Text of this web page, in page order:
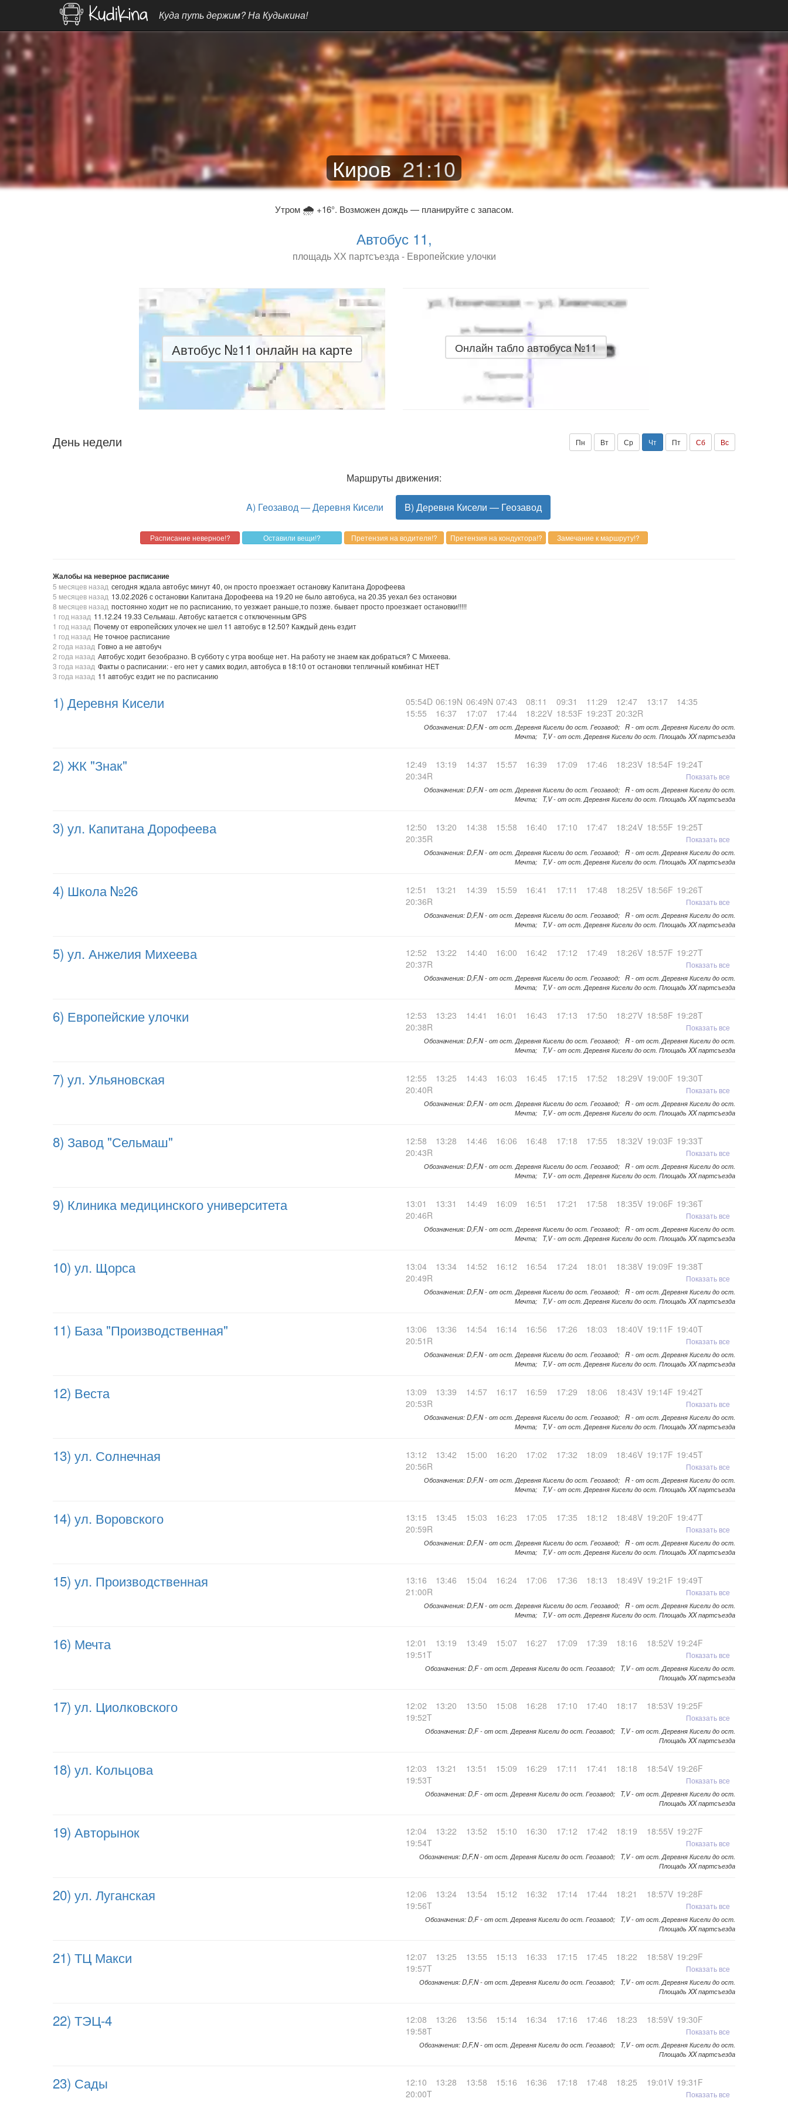
Куда путь держим? На Кудыкина!
Киров 21:10
Утром 🌧 +16°. Возможен дождь — планируйте с запасом.
Автобус 11,
площадь ХХ партсъезда - Европейские улочки
Автобус №11 онлайн на карте Онлайн табло автобуса №11
День недели Пн Вт Ср Чт Пт Сб Вс
Маршруты движения:
A) Геозавод — Деревня Кисели B) Деревня Кисели — Геозавод
Жалобы на неверное расписание
5 месяцев назад сегодня ждала автобус минут 40, он просто проезжает остановку Капитана Дорофеева
5 месяцев назад 13.02.2026 с остановки Капитана Дорофеева на 19.20 не было автобуса, на 20.35 уехал без остановки
8 месяцев назад постоянно ходит не по расписанию, то уезжает раньше,то позже. бывает просто проезжает остановки!!!!!
1 год назад 11.12.24 19.33 Сельмаш. Автобус катается с отключенным GPS
1 год назад Почему от европейских улочек не шел 11 автобус в 12.50? Каждый день ездит
1 год назад Не точное расписание
2 года назад Говно а не автобуч
2 года назад Автобус ходит безобразно. В субботу с утра вообще нет. На работу не знаем как добраться? С Михеева.
3 года назад Факты о расписании: - его нет у самих водил, автобуса в 18:10 от остановки тепличный комбинат НЕТ
3 года назад 11 автобус ездит не по расписанию
1) Деревня Кисели 05:54D 06:19N 06:49N 07:43 08:11 09:31 11:29 12:47 13:17
14:35
15:55
16:37 17:07 17:44 18:22V 18:53F 19:23T 20:32R
Обозначения: D,F,N - от ост. Деревня Кисели до ост. Геозавод; R - от ост. Деревня Кисели до ост.
Мечта; T,V - от ост. Деревня Кисели до ост. Площадь XX партсъезда
2) ЖК "Знак" 12:49 13:19 14:37 15:57 16:39 17:09 17:46 18:23V 18:54F 19:24T
20:34R
Показать все
Обозначения: D,F,N - от ост. Деревня Кисели до ост. Геозавод; R - от ост. Деревня Кисели до ост.
Мечта; T,V - от ост. Деревня Кисели до ост. Площадь XX партсъезда
3) ул. Капитана Дорофеева 12:50 13:20 14:38 15:58 16:40 17:10 17:47 18:24V 18:55F 19:25T
20:35R
Показать все
Обозначения: D,F,N - от ост. Деревня Кисели до ост. Геозавод; R - от ост. Деревня Кисели до ост.
Мечта; T,V - от ост. Деревня Кисели до ост. Площадь XX партсъезда
4) Школа №26 12:51 13:21 14:39 15:59 16:41 17:11 17:48 18:25V 18:56F 19:26T
20:36R
Показать все
Обозначения: D,F,N - от ост. Деревня Кисели до ост. Геозавод; R - от ост. Деревня Кисели до ост.
Мечта; T,V - от ост. Деревня Кисели до ост. Площадь XX партсъезда
5) ул. Анжелия Михеева 12:52 13:22 14:40 16:00 16:42 17:12 17:49 18:26V 18:57F 19:27T
20:37R
Показать все
Обозначения: D,F,N - от ост. Деревня Кисели до ост. Геозавод; R - от ост. Деревня Кисели до ост.
Мечта; T,V - от ост. Деревня Кисели до ост. Площадь XX партсъезда
6) Европейские улочки 12:53 13:23 14:41 16:01 16:43 17:13 17:50 18:27V 18:58F 19:28T
20:38R
Показать все
Обозначения: D,F,N - от ост. Деревня Кисели до ост. Геозавод; R - от ост. Деревня Кисели до ост.
Мечта; T,V - от ост. Деревня Кисели до ост. Площадь XX партсъезда
7) ул. Ульяновская 12:55 13:25 14:43 16:03 16:45 17:15 17:52 18:29V 19:00F 19:30T
20:40R
Показать все
Обозначения: D,F,N - от ост. Деревня Кисели до ост. Геозавод; R - от ост. Деревня Кисели до ост.
Мечта; T,V - от ост. Деревня Кисели до ост. Площадь XX партсъезда
8) Завод "Сельмаш" 12:58 13:28 14:46 16:06 16:48 17:18 17:55 18:32V 19:03F 19:33T
20:43R
Показать все
Обозначения: D,F,N - от ост. Деревня Кисели до ост. Геозавод; R - от ост. Деревня Кисели до ост.
Мечта; T,V - от ост. Деревня Кисели до ост. Площадь XX партсъезда
9) Клиника медицинского университета 13:01 13:31 14:49 16:09 16:51 17:21 17:58 18:35V 19:06F 19:36T
20:46R
Показать все
Обозначения: D,F,N - от ост. Деревня Кисели до ост. Геозавод; R - от ост. Деревня Кисели до ост.
Мечта; T,V - от ост. Деревня Кисели до ост. Площадь XX партсъезда
10) ул. Щорса 13:04 13:34 14:52 16:12 16:54 17:24 18:01 18:38V 19:09F 19:38T
20:49R
Показать все
Обозначения: D,F,N - от ост. Деревня Кисели до ост. Геозавод; R - от ост. Деревня Кисели до ост.
Мечта; T,V - от ост. Деревня Кисели до ост. Площадь XX партсъезда
11) База "Производственная" 13:06 13:36 14:54 16:14 16:56 17:26 18:03 18:40V 19:11F 19:40T
20:51R
Показать все
Обозначения: D,F,N - от ост. Деревня Кисели до ост. Геозавод; R - от ост. Деревня Кисели до ост.
Мечта; T,V - от ост. Деревня Кисели до ост. Площадь XX партсъезда
12) Веста 13:09 13:39 14:57 16:17 16:59 17:29 18:06 18:43V 19:14F 19:42T
20:53R
Показать все
Обозначения: D,F,N - от ост. Деревня Кисели до ост. Геозавод; R - от ост. Деревня Кисели до ост.
Мечта; T,V - от ост. Деревня Кисели до ост. Площадь XX партсъезда
13) ул. Солнечная 13:12 13:42 15:00 16:20 17:02 17:32 18:09 18:46V 19:17F 19:45T
20:56R
Показать все
Обозначения: D,F,N - от ост. Деревня Кисели до ост. Геозавод; R - от ост. Деревня Кисели до ост.
Мечта; T,V - от ост. Деревня Кисели до ост. Площадь XX партсъезда
14) ул. Воровского 13:15 13:45 15:03 16:23 17:05 17:35 18:12 18:48V 19:20F 19:47T
20:59R
Показать все
Обозначения: D,F,N - от ост. Деревня Кисели до ост. Геозавод; R - от ост. Деревня Кисели до ост.
Мечта; T,V - от ост. Деревня Кисели до ост. Площадь XX партсъезда
15) ул. Производственная 13:16 13:46 15:04 16:24 17:06 17:36 18:13 18:49V 19:21F 19:49T
21:00R
Показать все
Обозначения: D,F,N - от ост. Деревня Кисели до ост. Геозавод; R - от ост. Деревня Кисели до ост.
Мечта; T,V - от ост. Деревня Кисели до ост. Площадь XX партсъезда
16) Мечта 12:01 13:19 13:49 15:07 16:27 17:09 17:39 18:16 18:52V 19:24F
19:51T
Показать все
Обозначения: D,F - от ост. Деревня Кисели до ост. Геозавод; T,V - от ост. Деревня Кисели до ост.
Площадь XX партсъезда
17) ул. Циолковского 12:02 13:20 13:50 15:08 16:28 17:10 17:40 18:17 18:53V 19:25F
19:52T
Показать все
Обозначения: D,F - от ост. Деревня Кисели до ост. Геозавод; T,V - от ост. Деревня Кисели до ост.
Площадь XX партсъезда
18) ул. Кольцова 12:03 13:21 13:51 15:09 16:29 17:11 17:41 18:18 18:54V 19:26F
19:53T
Показать все
Обозначения: D,F - от ост. Деревня Кисели до ост. Геозавод; T,V - от ост. Деревня Кисели до ост.
Площадь XX партсъезда
19) Авторынок 12:04 13:22 13:52 15:10 16:30 17:12 17:42 18:19 18:55V 19:27F
19:54T
Показать все
Обозначения: D,F,N - от ост. Деревня Кисели до ост. Геозавод; T,V - от ост. Деревня Кисели до ост.
Площадь XX партсъезда
20) ул. Луганская 12:06 13:24 13:54 15:12 16:32 17:14 17:44 18:21 18:57V 19:28F
19:56T
Показать все
Обозначения: D,F - от ост. Деревня Кисели до ост. Геозавод; T,V - от ост. Деревня Кисели до ост.
Площадь XX партсъезда
21) ТЦ Макси 12:07 13:25 13:55 15:13 16:33 17:15 17:45 18:22 18:58V 19:29F
19:57T
Показать все
Обозначения: D,F,N - от ост. Деревня Кисели до ост. Геозавод; T,V - от ост. Деревня Кисели до ост.
Площадь XX партсъезда
22) ТЭЦ-4 12:08 13:26 13:56 15:14 16:34 17:16 17:46 18:23 18:59V 19:30F
19:58T
Показать все
Обозначения: D,F,N - от ост. Деревня Кисели до ост. Геозавод; T,V - от ост. Деревня Кисели до ост.
Площадь XX партсъезда
23) Сады 12:10 13:28 13:58 15:16 16:36 17:18 17:48 18:25 19:01V 19:31F
20:00T
Показать все